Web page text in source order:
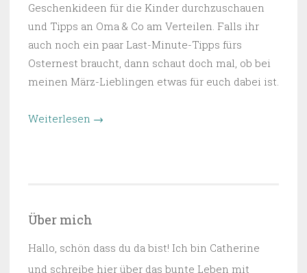
Geschenkideen für die Kinder durchzuschauen
und Tipps an Oma & Co am Verteilen. Falls ihr
auch noch ein paar Last-Minute-Tipps fürs
Osternest braucht, dann schaut doch mal, ob bei
meinen März-Lieblingen etwas für euch dabei ist.
Weiterlesen “März-
→
Über mich
Hallo, schön dass du da bist! Ich bin Catherine
und schreibe hier über das bunte Leben mit